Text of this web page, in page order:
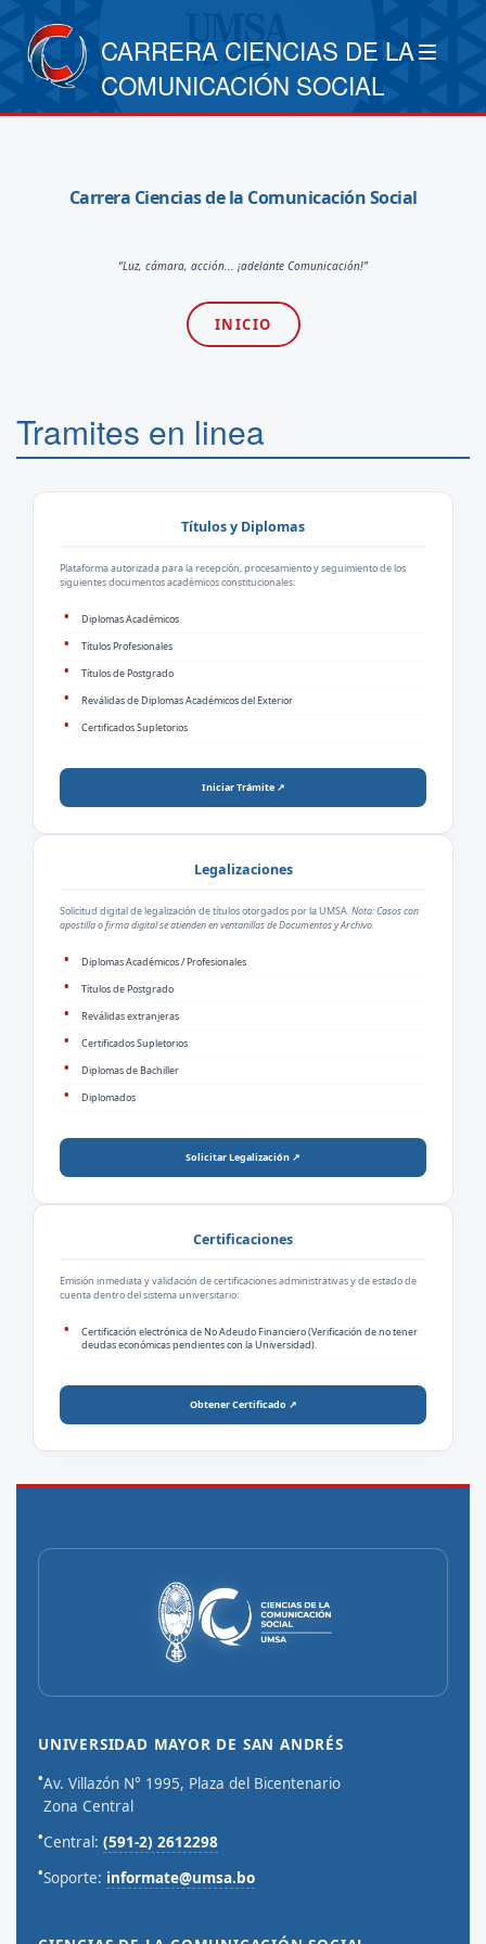
CARRERA CIENCIAS DE LA
COMUNICACIÓN SOCIAL
Carrera Ciencias de la Comunicación Social
“Luz, cámara, acción... ¡adelante Comunicación!”
INICIO
Tramites en linea
Títulos y Diplomas
Plataforma autorizada para la recepción, procesamiento y seguimiento de los
siguientes documentos académicos constitucionales:
Diplomas Académicos
Títulos Profesionales
Títulos de Postgrado
Reválidas de Diplomas Académicos del Exterior
Certificados Supletorios
Iniciar Trámite ↗
Legalizaciones
Solicitud digital de legalización de títulos otorgados por la UMSA.Nota: Casos con
apostilla o firma digital se atienden en ventanillas de Documentos y Archivo.
Diplomas Académicos / Profesionales
Títulos de Postgrado
Reválidas extranjeras
Certificados Supletorios
Diplomas de Bachiller
Diplomados
Solicitar Legalización ↗
Certificaciones
Emisión inmediata y validación de certificaciones administrativas y de estado de
cuenta dentro del sistema universitario:
Certificación electrónica de No Adeudo Financiero (Verificación de no tener
deudas económicas pendientes con la Universidad).
Obtener Certificado ↗
UNIVERSIDAD MAYOR DE SAN ANDRÉS
•Av. Villazón N° 1995, Plaza del Bicentenario
Zona Central
•Central: (591-2) 2612298
•Soporte: informate@umsa.bo